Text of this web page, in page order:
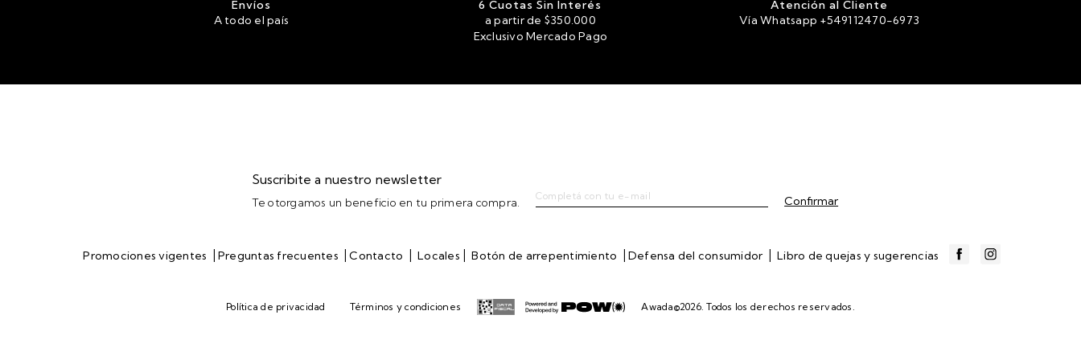
Envíos
A todo el país
6 Cuotas Sin Interés
a partir de $350.000
Exclusivo Mercado Pago
Atención al Cliente
Vía Whatsapp +549112470-6973
Suscribite a nuestro newsletter
Te otorgamos un beneficio en tu primera compra.
Promociones vigentes | Preguntas frecuentes | Contacto | Locales | Botón de arrepentimiento | Defensa del consumidor | Libro de quejas y sugerencias
Política de privacidad Términos y condiciones Awada©2026. Todos los derechos reservados.